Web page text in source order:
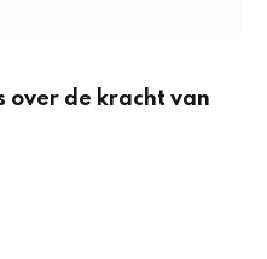
over de kracht van